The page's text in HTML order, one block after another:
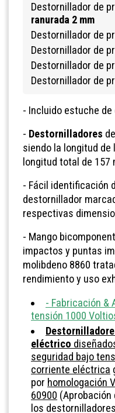
Destornillador de
ranurada 2 mm
Destornillador de
Destornillador de
Destornillador de
Destornillador de
- Incluido estuche
- Destornilladores
siendo la longitud
longitud total de 157
- Fácil identificación
destornillador
respectivas
- Mango
impactos y puntas
molibdeno 8860
rendimiento y uso
- Fabricación &
tensión 1000
eléctrico
seguridad bajo
corriente eléctrica
por homologación
60900 (Aprobación
los